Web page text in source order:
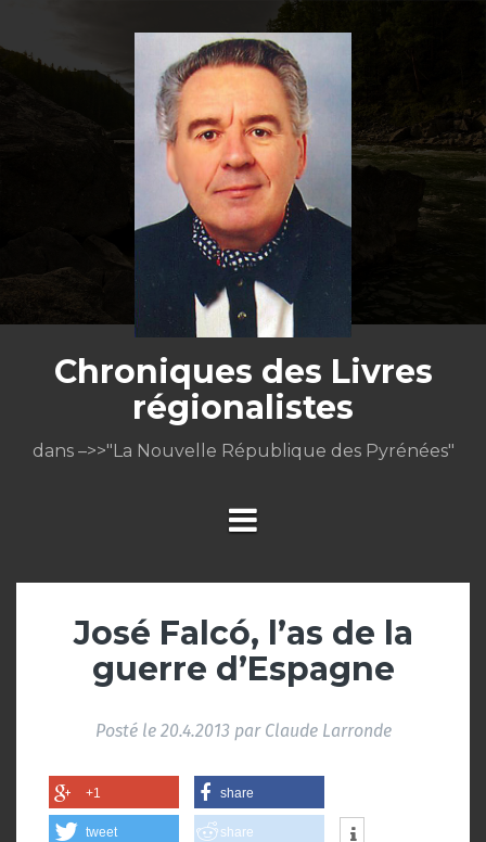
contenu
Chroniques des Livres
régionalistes
dans –>>"La Nouvelle République des Pyrénées"
José Falcó, l’as de la
guerre d’Espagne
Posté le 20.4.2013 par Claude Larronde
+1 share
tweet share